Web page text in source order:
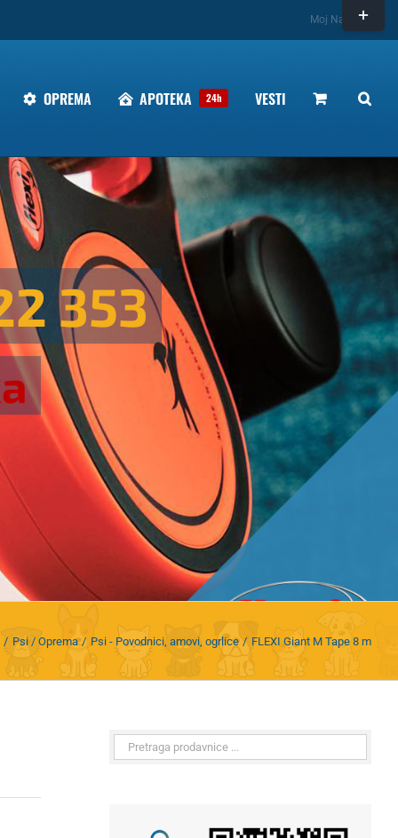
Moj Nalog
OPREMA APOTEKA 24h VESTI
Psi / Oprema Psi - Povodnici, amovi, ogrlice FLEXI Giant M Tape 8 m
Toggle
Sliding
Bar